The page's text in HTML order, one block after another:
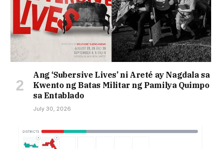
Ang ‘Subersive Lives’ ni Areté ay Nagdala sa
Kwento ng Batas Militar ng Pamilya Quimpo
sa Entablado
July 30, 2026